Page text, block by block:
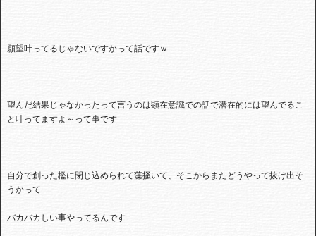
願望叶ってるじゃないですかって話ですｗ
望んだ結果じゃなかったって言うのは顕在意識での話で潜在的には望んでるこ
と叶ってますよ～って事です
自分で創った檻に閉じ込められて藻掻いて、そこからまたどうやって抜け出そ
うかって
バカバカしい事やってるんです